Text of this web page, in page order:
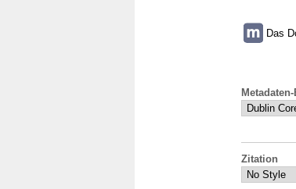
Das
Zitation